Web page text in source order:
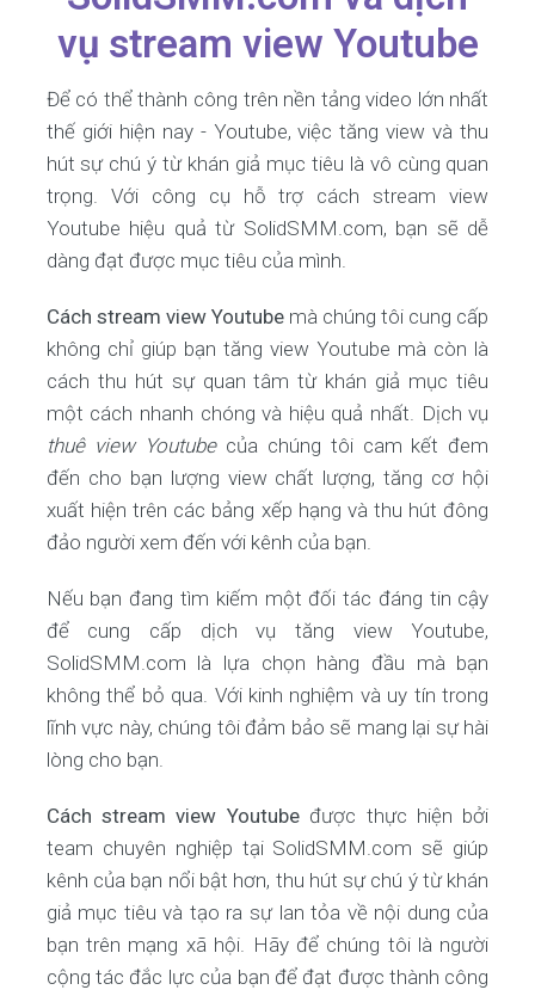
vụ stream view Youtube
Để có thể thành công trên nền tảng video lớn nhất
thế giới hiện nay - Youtube, việc tăng view và thu
hút sự chú ý từ khán giả mục tiêu là vô cùng quan
trọng. Với công cụ hỗ trợ cách stream view
Youtube hiệu quả từ SolidSMM.com, bạn sẽ dễ
dàng đạt được mục tiêu của mình.
Cách stream view Youtubemà chúng tôi cung cấp
không chỉ giúp bạn tăng view Youtube mà còn là
cách thu hút sự quan tâm từ khán giả mục tiêu
một cách nhanh chóng và hiệu quả nhất. Dịch vụ
thuê view Youtubecủa chúng tôi cam kết đem
đến cho bạn lượng view chất lượng, tăng cơ hội
xuất hiện trên các bảng xếp hạng và thu hút đông
đảo người xem đến với kênh của bạn.
Nếu bạn đang tìm kiếm một đối tác đáng tin cậy
để cung cấp dịch vụ tăng view Youtube,
SolidSMM.com là lựa chọn hàng đầu mà bạn
không thể bỏ qua. Với kinh nghiệm và uy tín trong
lĩnh vực này, chúng tôi đảm bảo sẽ mang lại sự hài
lòng cho bạn.
Cách stream view Youtubeđược thực hiện bởi
team chuyên nghiệp tại SolidSMM.com sẽ giúp
kênh của bạn nổi bật hơn, thu hút sự chú ý từ khán
giả mục tiêu và tạo ra sự lan tỏa về nội dung của
bạn trên mạng xã hội. Hãy để chúng tôi là người
cộng tác đắc lực của bạn để đạt được thành công